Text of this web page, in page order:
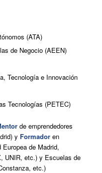
(ATA)
de Negocio (AEEN)
Tecnología e Innovación
Tecnologías (PETEC)
de emprendedores
y Formadoren
de Madrid,
UNIR, etc.) y Escuelas de
etc.)